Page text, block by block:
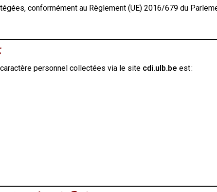
conformément au Règlement (UE) 2016/679 du
personnel collectées via le site cdi.ulb.be est :